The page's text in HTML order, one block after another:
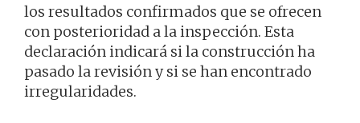
los resultados confirmados que se ofrecen
con posterioridad a la inspección. Esta
declaración indicará si la construcción ha
pasado la revisión y si se han encontrado
irregularidades.